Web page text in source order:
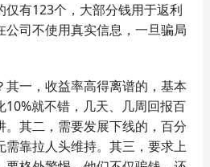
仅有123个，大部分钱用于返利
司不使用真实信息，一旦骗局
一，收益率高得离谱的，基本
就不错，几天、几周回报百
其二，需要发展下线的，百分
需靠拉人头维持。其三，要求上